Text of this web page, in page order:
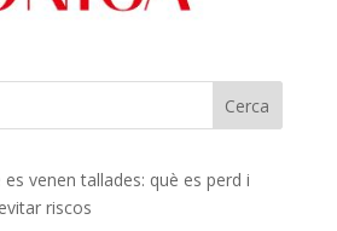
venen tallades: què es perd i
riscos